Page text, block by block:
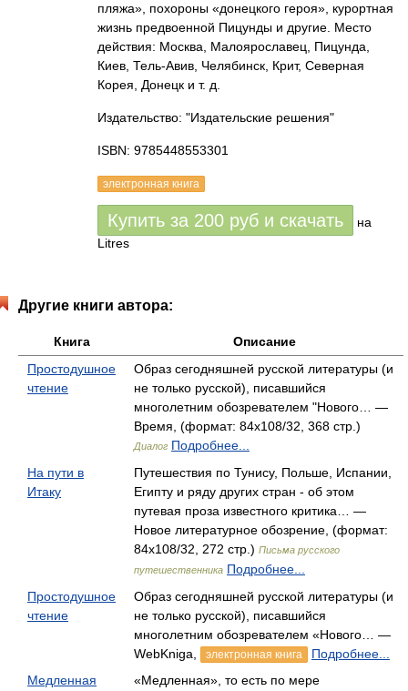
пляжа», похороны «донецкого героя», курортная
жизнь предвоенной Пицунды и другие. Место
действия: Москва, Малоярославец, Пицунда,
Киев, Тель-Авив, Челябинск, Крит, Северная
Корея, Донецк и т. д.
Издательство: "Издательские решения"
ISBN: 9785448553301
электронная книга
Купить за 200 руб и скачать
на
Litres
Другие книги автора:
Книга
Описание
Простодушное
чтение
Образ сегодняшней русской литературы (и
не только русской), писавшийся
многолетним обозревателем "Нового… —
Время, (формат: 84x108/32, 368 стр.)
Диалог Подробнее...
На пути в
Итаку
Путешествия по Тунису, Польше, Испании,
Египту и ряду других стран - об этом
путевая проза известного критика… —
Новое литературное обозрение, (формат:
84x108/32, 272 стр.) Письма русского
путешественника Подробнее...
Простодушное
чтение
Образ сегодняшней русской литературы (и
не только русской), писавшийся
многолетним обозревателем «Нового… —
WebKniga,
электронная книга
Подробнее...
Медленная
«Медленная», то есть по мере